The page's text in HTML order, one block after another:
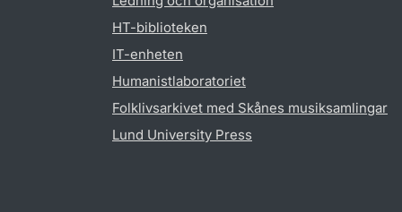
HT-biblioteken
IT-enheten
Humanistlaboratoriet
Folklivsarkivet med Skånes musiksamlingar
Lund University Press